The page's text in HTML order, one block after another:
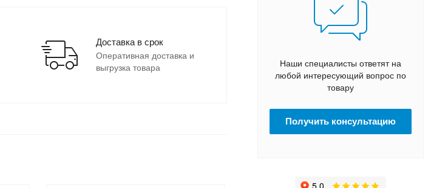
Доставка в срок
Оперативная доставка и
выгрузка товара
Наши специалисты ответят на
любой интересующий вопрос по
товару
Получить консультацию